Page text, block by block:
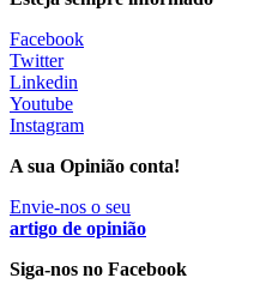
MAIS NOTÍCIAS
Sindicato diz que nova carreira
estabilidade no SNS
6 Ago, 2026
Mais de 400 utentes
para tratamentos de infertilidade
6 Ago, 2026 0 Comments
Facebook
Twitter
Linkedin
Youtube
Instagram
A sua Opinião conta!
Envie-nos o seu
artigo de opinião
Siga-nos no Facebook